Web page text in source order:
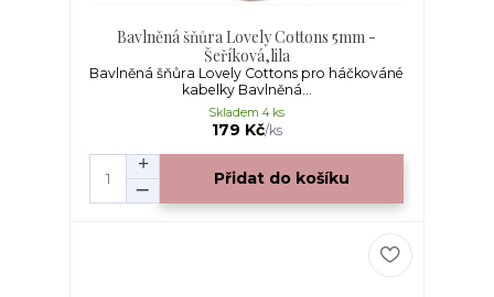
Bavlněná šňůra Lovely Cottons 5mm -
Šeříková,lila
Bavlněná šňůra Lovely Cottons pro háčkováné
kabelky Bavlněná...
179 Kč/ks
Skladem 4 ks
Přidat do košíku